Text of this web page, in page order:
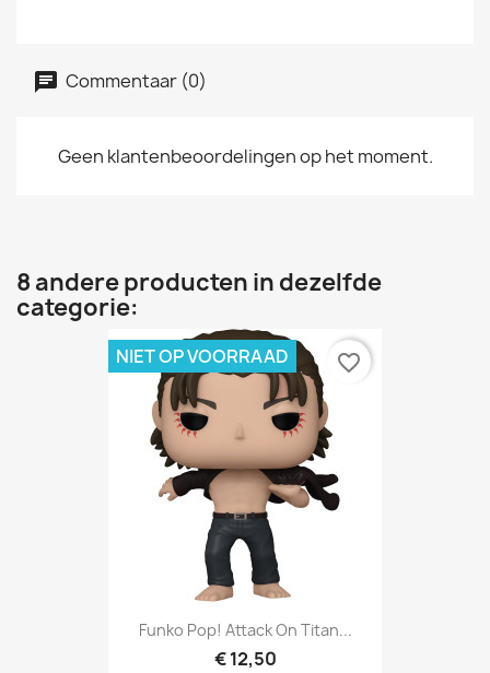
Commentaar (0)
Geen klantenbeoordelingen op het moment.
8 andere producten in dezelfde
categorie:
Funko Pop! Attack On Titan...
€ 12,50
NIET OP VOORRAAD favorite_border